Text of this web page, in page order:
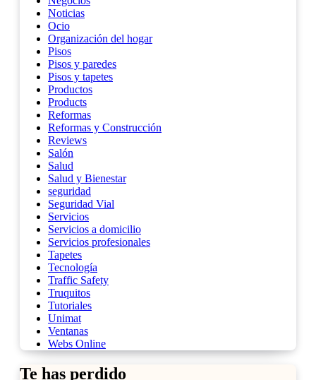
Noticias
Ocio
Organización del hogar
Pisos
Pisos y paredes
Pisos y tapetes
Productos
Products
Reformas
Reformas y Construcción
Reviews
Salón
Salud
Salud y Bienestar
seguridad
Seguridad Vial
Servicios
Servicios a domicilio
Servicios profesionales
Tapetes
Tecnología
Traffic Safety
Truquitos
Tutoriales
Unimat
Ventanas
Webs Online
Te has perdido